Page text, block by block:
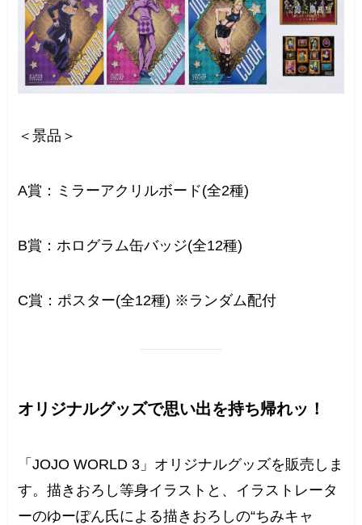
＜景品＞
A賞：ミラーアクリルボード(全2種)
B賞：ホログラム缶バッジ(全12種)
C賞：ポスター(全12種) ※ランダム配付
オリジナルグッズで思い出を持ち帰れッ！
「JOJO WORLD 3」オリジナルグッズを販売しま
す。描きおろし等身イラストと、イラストレータ
ーのゆーぽん氏による描きおろしの“ちみキャ